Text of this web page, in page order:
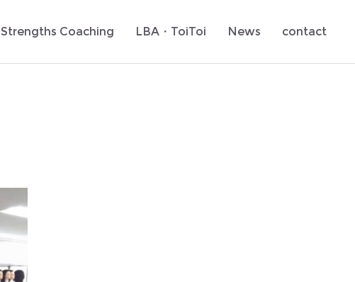
Strengths Coaching LBA・ToiToi News contact